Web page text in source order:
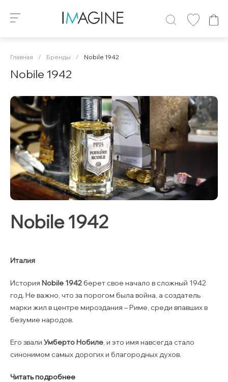
Главная / Бренды / Nobile 1942
Nobile 1942
Nobile 1942
Италия
История Nobile 1942 берет свое начало в сложный 1942
год. Не важно, что за порогом была война, а создатель
марки жил в центре мироздания – Риме, среди впавших в
безумие народов.
Его звали Умберто Нобиле, и это имя навсегда стало
синонимом самых дорогих и благородных духов.
Читать подробнее